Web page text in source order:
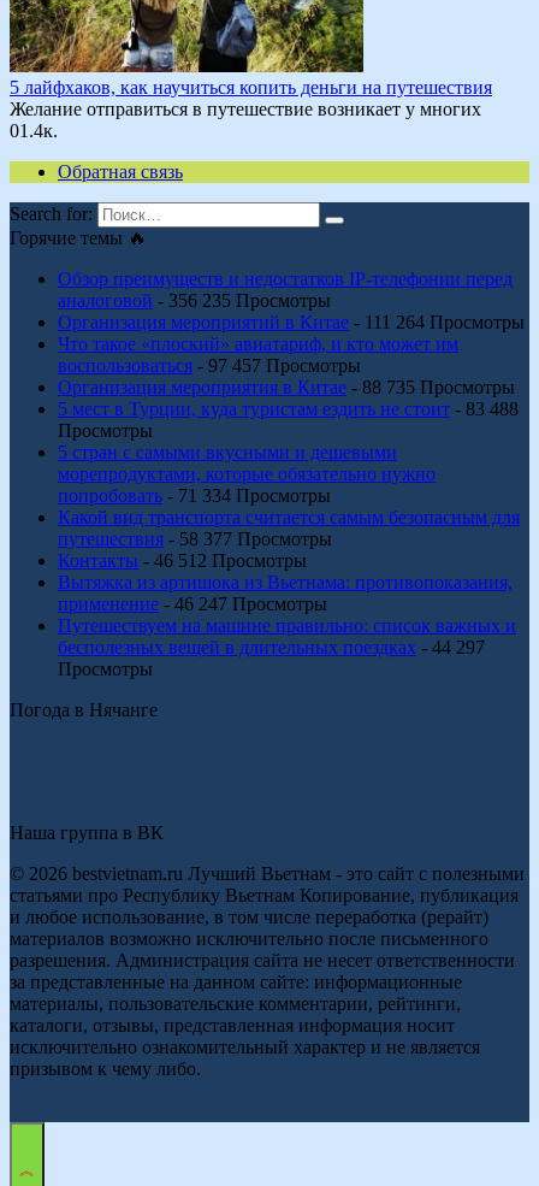
5 лайфхаков, как научиться копить деньги на путешествия
Желание отправиться в путешествие возникает у многих
01.4к.
Обратная связь
Search for:
Горячие темы 🔥
Обзор преимуществ и недостатков IP-телефонии перед
аналоговой - 356 235 Просмотры
Организация мероприятий в Китае - 111 264 Просмотры
Что такое «плоский» авиатариф, и кто может им
воспользоваться - 97 457 Просмотры
Организация мероприятия в Китае - 88 735 Просмотры
5 мест в Турции, куда туристам ездить не стоит - 83 488
Просмотры
5 стран с самыми вкусными и дешевыми
морепродуктами, которые обязательно нужно
попробовать - 71 334 Просмотры
Какой вид транспорта считается самым безопасным для
путешествия - 58 377 Просмотры
Контакты - 46 512 Просмотры
Вытяжка из артишока из Вьетнама: противопоказания,
применение - 46 247 Просмотры
Путешествуем на машине правильно: список важных и
бесполезных вещей в длительных поездках - 44 297
Просмотры
Погода в Нячанге
Наша группа в ВК
© 2026 bestvietnam.ru Лучший Вьетнам - это сайт с полезными
статьями про Республику Вьетнам Копирование, публикация
и любое использование, в том числе переработка (рерайт)
материалов возможно исключительно после письменного
разрешения. Администрация сайта не несет ответственности
за представленные на данном сайте: информационные
материалы, пользовательские комментарии, рейтинги,
каталоги, отзывы, представленная информация носит
исключительно ознакомительный характер и не является
призывом к чему либо.